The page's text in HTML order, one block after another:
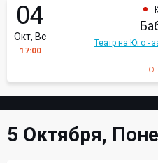
04
Окт, Вс
17:00
Театр на Юго -
5 Октября,